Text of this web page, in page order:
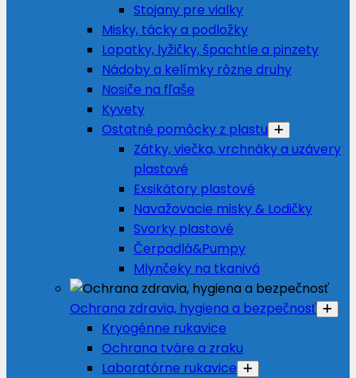
Stojany pre vialky
Misky, tácky a podložky
Lopatky, lyžičky, špachtle a pinzety
Nádoby a kelímky rôzne druhy
Nosiče na fľaše
Kyvety
Ostatné pomôcky z plastu
Zátky, viečka, vrchnáky a uzávery
plastové
Exsikátory plastové
Navažovacie misky & Lodičky
Svorky plastové
Čerpadlá&Pumpy
Mlynčeky na tkanivá
Ochrana zdravia, hygiena a bezpečnosť
Kryogénne rukavice
Ochrana tváre a zraku
Laboratórne rukavice